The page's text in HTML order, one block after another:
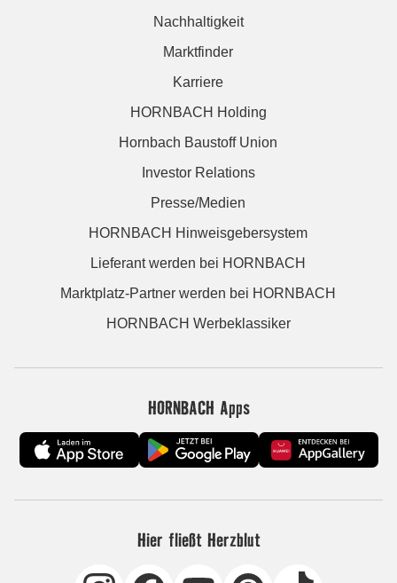
Nachhaltigkeit
Marktfinder
Karriere
HORNBACH Holding
Hornbach Baustoff Union
Investor Relations
Presse/Medien
HORNBACH Hinweisgebersystem
Lieferant werden bei HORNBACH
Marktplatz-Partner werden bei HORNBACH
HORNBACH Werbeklassiker
HORNBACH Apps
Hier fließt Herzblut